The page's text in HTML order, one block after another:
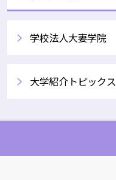
学校法人大妻学院
​大学紹介トピックス